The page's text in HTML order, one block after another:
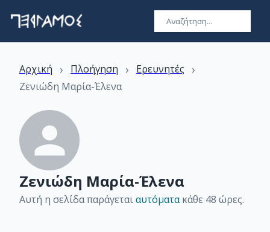
Αρχική › Πλοήγηση › Ερευνητές ›
Ζενιώδη Μαρία-Έλενα
Ζενιώδη Μαρία-Έλενα
Αυτή η σελίδα παράγεταιαυτόματακάθε 48 ώρες.